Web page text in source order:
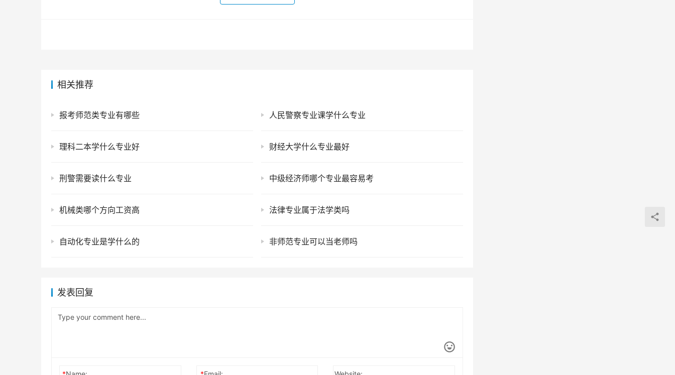
相关推荐
报考师范类专业有哪些 人民警察专业课学什么专业
理科二本学什么专业好 财经大学什么专业最好
刑警需要读什么专业 中级经济师哪个专业最容易考
机械类哪个方向工资高 法律专业属于法学类吗
自动化专业是学什么的 非师范专业可以当老师吗
发表回复